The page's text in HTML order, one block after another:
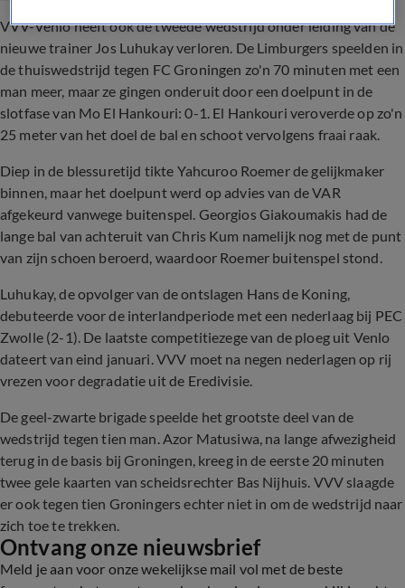
VVV-Venlo heeft ook de tweede wedstrijd onder leiding van de
nieuwe trainer Jos Luhukay verloren. De Limburgers speelden in
de thuiswedstrijd tegen FC Groningen zo'n 70 minuten met een
man meer, maar ze gingen onderuit door een doelpunt in de
slotfase van Mo El Hankouri: 0-1. El Hankouri veroverde op zo'n
25 meter van het doel de bal en schoot vervolgens fraai raak.
Diep in de blessuretijd tikte Yahcuroo Roemer de gelijkmaker
binnen, maar het doelpunt werd op advies van de VAR
afgekeurd vanwege buitenspel. Georgios Giakoumakis had de
lange bal van achteruit van Chris Kum namelijk nog met de punt
van zijn schoen beroerd, waardoor Roemer buitenspel stond.
Luhukay, de opvolger van de ontslagen Hans de Koning,
debuteerde voor de interlandperiode met een nederlaag bij PEC
Zwolle (2-1). De laatste competitiezege van de ploeg uit Venlo
dateert van eind januari. VVV moet na negen nederlagen op rij
vrezen voor degradatie uit de Eredivisie.
De geel-zwarte brigade speelde het grootste deel van de
wedstrijd tegen tien man. Azor Matusiwa, na lange afwezigheid
terug in de basis bij Groningen, kreeg in de eerste 20 minuten
twee gele kaarten van scheidsrechter Bas Nijhuis. VVV slaagde
er ook tegen tien Groningers echter niet in om de wedstrijd naar
zich toe te trekken.
Ontvang onze nieuwsbrief
Meld je aan voor onze wekelijkse mail vol met de beste